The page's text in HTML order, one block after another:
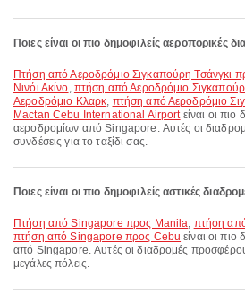
Ποιες είναι οι πιο δημοφιλείς αεροπορικές
πτήση από Αεροδρόμιο Σιγκαπούρη Τσάνγκι προς Διεθνής Αεροδρόμιο
Νινόι Ακίνο, πτήση από Αεροδρόμιο
Αεροδρόμιο Κλαρκ, πτήση από Αεροδρόμιο
Mactan Cebu International Airportείναι οι πιο
αεροδρομίων από Singapore. Αυτές οι
συνδέσεις για το ταξίδι σας.
Ποιες είναι οι πιο δημοφιλείς αστικές
πτήση από Singapore προς Manila, πτήση
πτήση από Singapore προς Cebu είναι οι πιο
από Singapore. Αυτές οι διαδρομές
μεγάλες πόλεις.